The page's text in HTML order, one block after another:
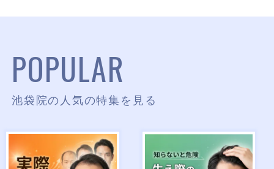
POPULAR
池袋院の人気の特集を見る